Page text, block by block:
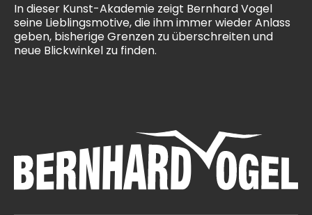
In dieser Kunst-Akademie zeigt Bernhard Vogel
seine Lieblingsmotive, die ihm immer wieder Anlass
geben, bisherige Grenzen zu überschreiten und
neue Blickwinkel zu finden.